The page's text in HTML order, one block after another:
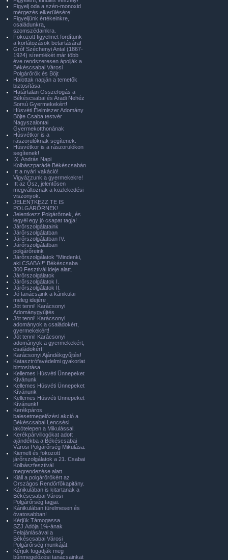
Figyelj oda a szén-monoxid
mérgezés elkerülésére!
Figyeljünk értékeinkre,
családunkra,
szomszédainkra.
Fokozott figyelmet fordítunk
a korlátozások betartására!
Gróf Széchenyi Antal (1867-
1924) síremlékét már több
éve rendszeresen ápolják a
Békéscsabai Városi
Polgárőrök és Böjt
Halottak napján a temetők
biztosítása.
Határtalan Összefogás a
Békéscsabai és Aradi Nehéz
Sorsú Gyermekekért!
Húsvéti Élelmiszer Adomány
Böjte Csaba testvér
Nagyszalontai
Gyermekotthonának
Húsvétkor is a
rászorulóknak segítenek.
Húsvétkor is a rászorulókon
segítenek!
IX. András Napi
Kolbászparádé Békéscsabán
Itt a nyári vakáció!
Vigyázzunk a gyermekekre!
Itt az Ősz, jelentősen
megváltoznak a közlekedési
viszonyok.
JELENTKEZZ TE IS
POLGÁRŐRNEK!
Jelentkezz Polgárőrnek, és
legyél egy jó csapat tagja!
Járőrszolgálataink
Járőrszolgálatban
Járőrszolgálatban IV.
Járőrszolgálatban
polgárőreink
Járőrszolgálatok "Mindenki,
aki CSABAI!" Békéscsaba
300 Fesztivál ideje alatt.
Járőrszolgálatok
Járőrszolgálatok I.
Járőrszolgálatok II.
Jó tanácsaink a kánikulai
meleg idejére
Jót tenni! Karácsonyi
Adománygyűjtés
Jót tenni! Karácsonyi
adományok a családokért,
gyermekekért!
Jót tenni! Karácsonyi
adományok a gyermekekért,
családokért!
Karácsonyi Ajándékgyűjtés!
Katasztrófavédelmi gyakorlat
biztosítása
Kellemes Húsvéti Ünnepeket
Kívánunk
Kellemes Húsvéti Ünnepeket
Kívánunk
Kellemes Húsvéti Ünnepeket
Kívánunk!
Kerékpáros
balesetmegelőzési akció a
Békéscsabai Lencsési
lakótelepen a Mikulással.
Kerékpárvillogókat adott
ajándékba a Békéscsabai
Városi Polgárőrség Mikulása.
Kiemelt és fokozott
járőrszolgálatok a 21. Csabai
Kolbászfesztivál
megrendezése alatt.
Kiáll a polgárőrökért az
Országos Rendőrfőkapitány.
Kánikulában is kitartanak a
Békéscsabai Városi
Polgárőrség tagjai.
Kánikulában türelmesen és
óvatosabban!
Kérjük Támogassa
SZJ.Adója 1%-ának
Felajánlásával a
Békéscsabai Városi
Polgárőrség munkáját.
Kérjük fogadják meg
bűnmegelőzési tanácsainkat